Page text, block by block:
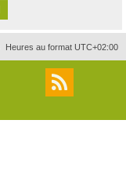
Heures au format UTC+02:00